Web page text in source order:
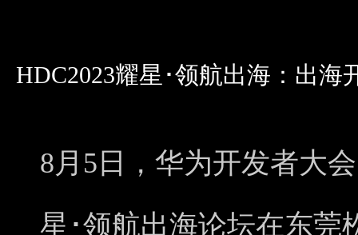
HDC2023耀星･领航出海：出海
8月5日，华为开发者大
星･领航出海论坛在东莞